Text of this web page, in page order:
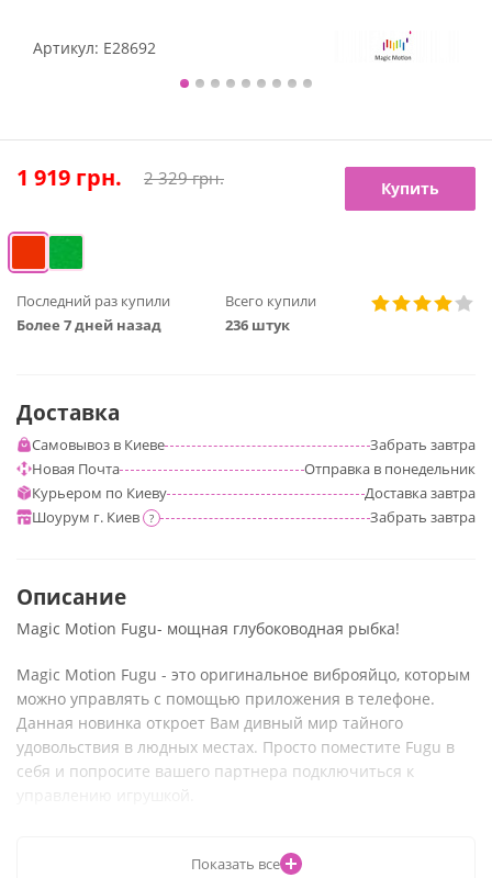
Артикул: E28692
1 919 грн. 2 329грн. Купить
Последний раз купили
Более 7 дней назад
Всего купили
236 штук
Доставка
Самовывоз в Киеве Забрать завтра
Новая Почта
Отправка в понедельник
Курьером по Киеву
Доставказавтра
Шоурум г. Киев
? Забрать завтра
Описание
Magic Motion Fugu- мощная глубоководная рыбка!
Magic Motion Fugu - это оригинальное виброяйцо, которым
можно управлять с помощью приложения в телефоне.
Данная новинка откроет Вам дивный мир тайного
удовольствия в людных местах. Просто поместите Fugu в
себя и попросите вашего партнера подключиться к
управлению игрушкой.
гипоаллергенного силикона, который не содержит в своем
Показать все